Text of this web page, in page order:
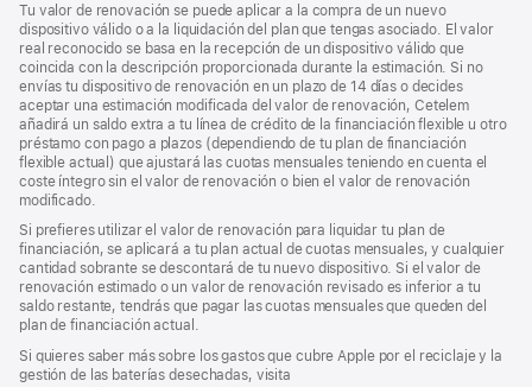
Tu valor de renovación se puede aplicar a la compra de un nuevo
dispositivo válido o a la liquidación del plan que tengas asociado. El valor
real reconocido se basa en la recepción de un dispositivo válido que
coincida con la descripción proporcionada durante la estimación. Si no
envías tu dispositivo de renovación en un plazo de 14 días o decides
aceptar una estimación modificada del valor de renovación, Cetelem
añadirá un saldo extra a tu línea de crédito de la financiación flexible u otro
préstamo con pago a plazos (dependiendo de tu plan de financiación
flexible actual) que ajustará las cuotas mensuales teniendo en cuenta el
coste íntegro sin el valor de renovación o bien el valor de renovación
modificado.
Si prefieres utilizar el valor de renovación para liquidar tu plan de
financiación, se aplicará a tu plan actual de cuotas mensuales, y cualquier
cantidad sobrante se descontará de tu nuevo dispositivo. Si el valor de
renovación estimado o un valor de renovación revisado es inferior a tu
saldo restante, tendrás que pagar las cuotas mensuales que queden del
plan de financiación actual.
Si quieres saber más sobre los gastos que cubre Apple por el reciclaje y la
gestión de las baterías desechadas, visita